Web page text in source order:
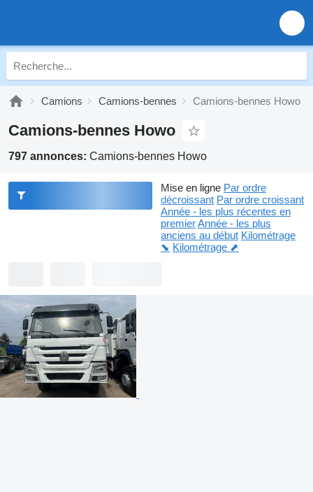
Camions Camions-bennes Camions-bennes Howo
Camions-bennes Howo
797 annonces: Camions-bennes Howo
Mise en ligne Par ordre
décroissant Par ordre croissant
Année - les plus récentes en
premierAnnée - les plus
anciens au début Kilométrage
⬊ Kilométrage ⬈